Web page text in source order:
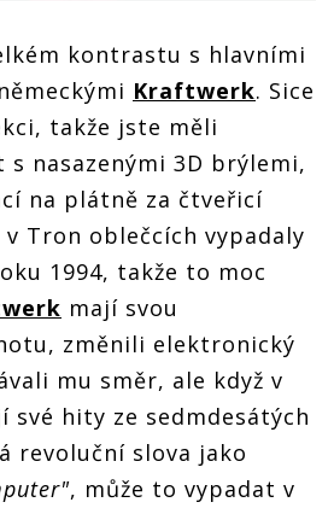
kontrastu s hlavními
Kraftwerk. Sice
takže jste měli
nasazenými 3D brýlemi,
na plátně za čtveřicí
Tron oblečcích vypadaly
1994, takže to moc
mají svou
změnili elektronický
mu směr, ale když v
své hity ze sedmdesátých
revoluční slova jako
, může to vypadat v